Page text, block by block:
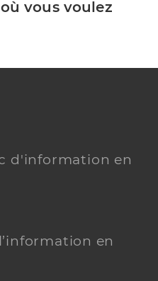
vous voulez
d'information en
en